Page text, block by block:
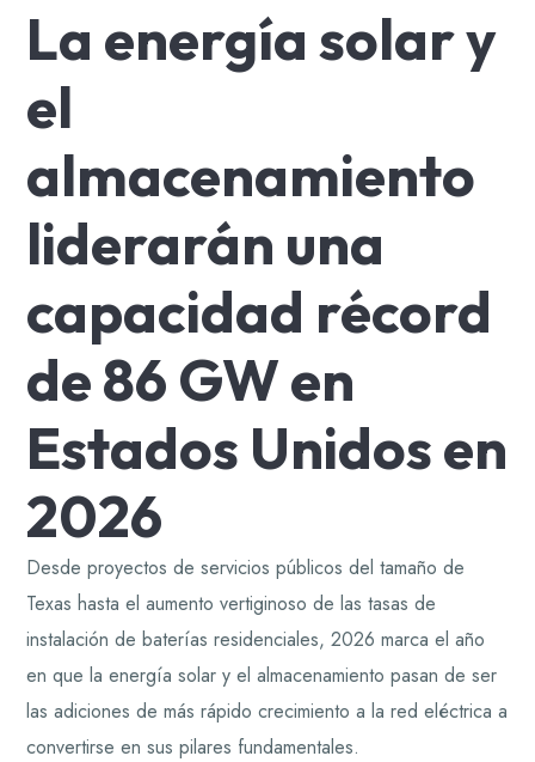
La energía solar y
el
almacenamiento
liderarán una
capacidad récord
de 86 GW en
Estados Unidos en
2026
Desde proyectos de servicios públicos del tamaño de
Texas hasta el aumento vertiginoso de las tasas de
instalación de baterías residenciales, 2026 marca el año
en que la energía solar y el almacenamiento pasan de ser
las adiciones de más rápido crecimiento a la red eléctrica a
convertirse en sus pilares fundamentales.